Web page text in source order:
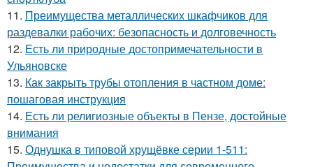
11. Преимущества металлических шкафчиков для
раздевалки рабочих: безопасность и долговечность
12. Есть ли природные достопримечательности в
Ульяновске
13. Как закрыть трубы отопления в частном доме:
пошаговая инструкция
14. Есть ли религиозные объекты в Пензе, достойные
внимания
15. Однушка в типовой хрущёвке серии 1-511: